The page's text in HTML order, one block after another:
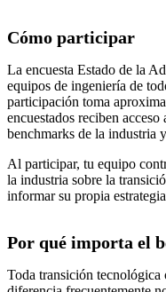
Cómo participar
La encuesta Estado de la
equipos de ingeniería de
participación toma
encuestados reciben
benchmarks de la industria
Al participar, tu equipo
la industria sobre la
informar su propia
Por qué importa el
Toda transición tecnológica